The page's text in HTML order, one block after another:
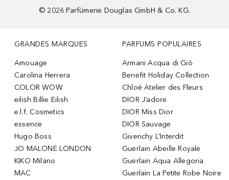
© 2026 Parfümerie Douglas GmbH & Co. KG.
GRANDES MARQUES
Amouage
Carolina Herrera
COLOR WOW
eilish Billie Eilish
e.l.f. Cosmetics
essence
Hugo Boss
JO MALONE LONDON
KIKO Milano
MAC
PARFUMS POPULAIRES
Armani Acqua di Giò
Benefit Holiday Collection
Chloé Atelier des Fleurs
DIOR J’adore
DIOR Miss Dior
DIOR Sauvage
Givenchy L’Interdit
Guerlain Abeille Royale
Guerlain Aqua Allegoria
Guerlain La Petite Robe Noire